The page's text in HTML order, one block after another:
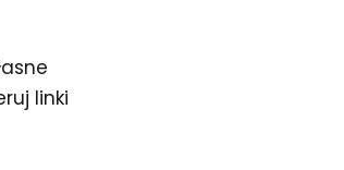
linki